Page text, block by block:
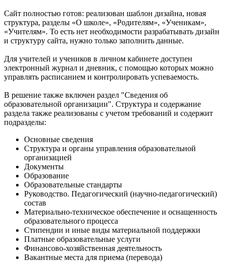
Сайт полностью готов: реализован шаблон дизайна, новая
структура, разделы «О школе», «Родителям», «Ученикам»,
«Учителям». То есть нет необходимости разрабатывать дизайн
и структуру сайта, нужно только заполнить данные.
Для учителей и учеников в личном кабинете доступен
электронный журнал и дневник, с помощью которых можно
управлять расписанием и контролировать успеваемость.
В решение также включен раздел "Сведения об
образовательной организации". Структура и содержание
раздела также реализованы с учетом требований и содержит
подразделы:
Основные сведения
Структура и органы управления образовательной
организацией
Документы
Образование
Образовательные стандарты
Руководство. Педагогический (научно-педагогический)
состав
Материально-техническое обеспечение и оснащенность
образовательного процесса
Стипендии и иные виды материальной поддержки
Платные образовательные услуги
Финансово-хозяйственная деятельность
Вакантные места для приема (перевода)